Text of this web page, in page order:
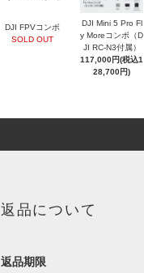
DJI FPVコンボ
SOLD OUT
DJI Mini 5 Pro Fl
y Moreコンボ（D
JI RC-N3付属）
117,000円(税込1
28,700円)
返品について
返品期限